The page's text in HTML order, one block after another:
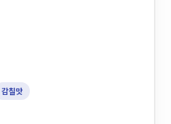
감칠맛